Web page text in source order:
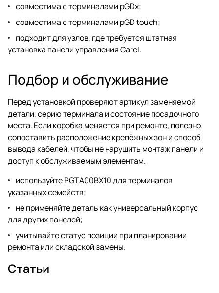
совместима с терминалами pGDx;
совместима с терминалами pGD touch;
подходит для узлов, где требуется штатная
установка панели управления Carel.
Подбор и обслуживание
Перед установкой проверяют артикул заменяемой
детали, серию терминала и состояние посадочного
места. Если коробка меняется при ремонте, полезно
сопоставить расположение крепёжных зон и способ
вывода кабелей, чтобы не нарушить монтаж панели и
доступ к обслуживаемым элементам.
используйте PGTA00BX10 для терминалов
указанных семейств;
не применяйте деталь как универсальный корпус
для других панелей;
учитывайте статус позиции при планировании
ремонта или складской замены.
Статьи